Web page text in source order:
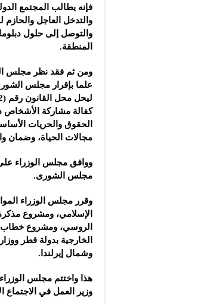
فإنه يطالب المجتمع
والتدخل العاجل
والتوصل إلى حلول
المنطقة.
ومن ثم فقد نظر مجلس
علما بإقرار مجلس
كفالة مشاركة الأشخاص
الحقوق والحريات
مجالات الحياة، وضمان
ووافق مجلس الوزراء
مجلس الشورى.
وقرر مجلس الوزراء
الإسلامي، ومشروع
الروسي، ومشروع خطاب
الخارجية بدولة قطر
وشمال إيرلندا.
هذا واختتم مجلس
وزير العمل في الاجتماع